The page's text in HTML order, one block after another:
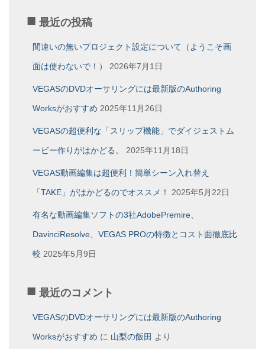
カ
ブ
最近の投稿
間違いの無いプロジェクト設定について（ようこそ画
面は使わないで！） 2026年7月1日
VEGASのDVDオーサリングには最新版のAuthoring
Worksがおすすめ 2025年11月26日
VEGASの超便利な「スリップ機能」でダイジェストム
ービー作りがはかどる。 2025年11月18日
VEGAS動画編集は超便利！簡単シーン入れ替え
「TAKE」がはかどるのでオススメ！ 2025年5月22日
有名な動画編集ソフトの3社AdobePremire、
DavinciResolve、VEGAS PROの特徴とコスト面徹底比
較 2025年5月9日
最近のコメント
VEGASのDVDオーサリングには最新版のAuthoring
Worksがおすすめ に 山梨の飯田 より